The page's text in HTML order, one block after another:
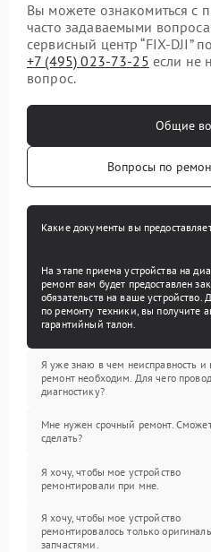
Вы можете ознакомиться с
часто задаваемыми
сервисный центр “FIX-DJI”
+7 (495) 023-73-25 если не
вопрос.
Общие
Вопросы по
Какие документы вы
На этапе приема устройства на
ремонт вам будет предоставлен
обязательств на ваше устройство.
по ремонту техники, вы получите
гарантийный талон.
Я уже знаю в чем неисправность и
ремонт необходим. Для чего
диагностику?
Мне нужен срочный ремонт.
сделать?
Я хочу, чтобы мое устройство
ремонтировали при мне.
Я хочу, чтобы мое устройство
ремонтировалось только
запчастями.